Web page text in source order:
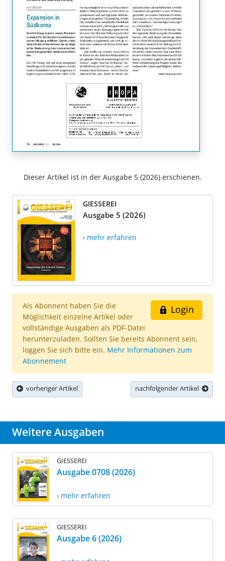
Dieser Artikel ist in der Ausgabe 5 (2026) erschienen.
GIESSEREI
Ausgabe 5 (2026)
› mehr erfahren
Login
Als Abonnent haben Sie die
Möglichkeit einzelne Artikel oder
vollständige Ausgaben als PDF-Datei
herunterzuladen. Sollten Sie bereits Abonnent sein,
loggen Sie sich bitte ein. Mehr Informationen zum
Abonnement
vorheriger Artikel nachfolgender Artikel
Weitere Ausgaben
GIESSEREI
Ausgabe 0708 (2026)
› mehr erfahren
GIESSEREI
Ausgabe 6 (2026)